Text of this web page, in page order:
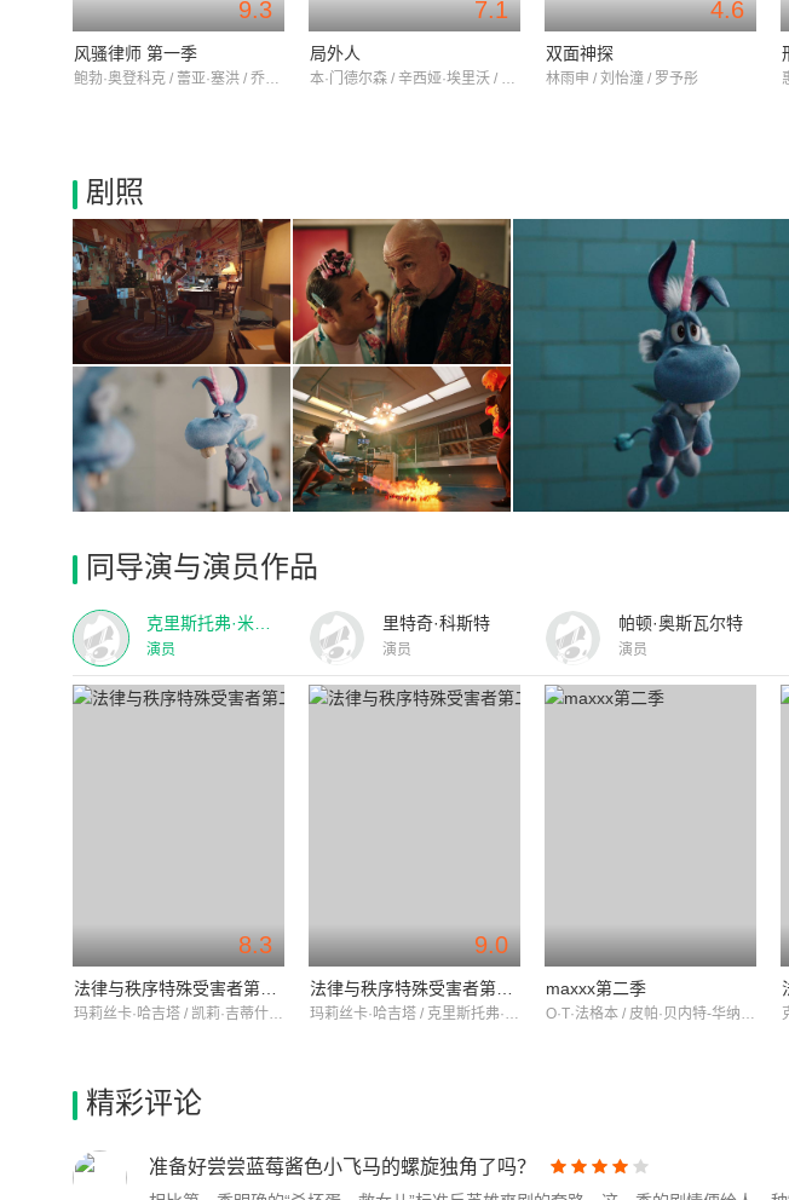
9.3
风骚律师 第一季
鲍勃·奥登科克 / 蕾亚·塞洪 / 乔纳森·班克斯
7.1
局外人
本·门德尔森 / 辛西娅·埃里沃 / 朱丽安妮·尼科尔森
4.6
双面神探
林雨申 / 刘怡潼 / 罗予彤
剧照
同导演与演员作品
演员
里特奇·科斯特
演员
帕顿·奥斯瓦尔特
演员
8.3
玛莉丝卡·哈吉塔 / 凯莉·吉蒂什 / 艾斯-T
9.0
玛莉丝卡·哈吉塔 / 克里斯托弗·米洛尼 / 凯莉·吉蒂什
maxxx第二季
O·T·法格本 / 皮帕·贝内特-华纳 / 海伦·蒙克斯
精彩评论
准备好尝尝蓝莓酱色小飞马的螺旋独角了吗？